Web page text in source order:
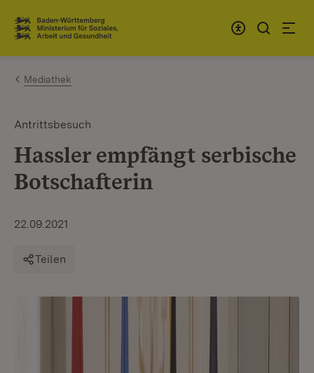
Zum Inhalt springen
Link zur Startseite
Mediathek
Antrittsbesuch
Hassler empfängt serbische
Botschafterin
22.09.2021
Teilen